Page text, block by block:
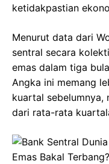
ketidakpastian
Menurut data dari
sentral secara
emas dalam tiga
Angka ini memang
kuartal sebelumnya,
dari rata-rata